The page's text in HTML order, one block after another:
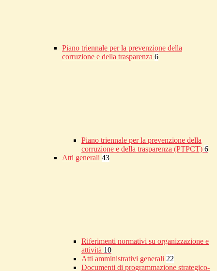
Piano triennale per la prevenzione della
corruzione e della trasparenza 6
Piano triennale per la prevenzione della
corruzione e della trasparenza (PTPCT) 6
Atti generali 43
Riferimenti normativi su organizzazione e
attività 10
Atti amministrativi generali 22
Documenti di programmazione strategico-